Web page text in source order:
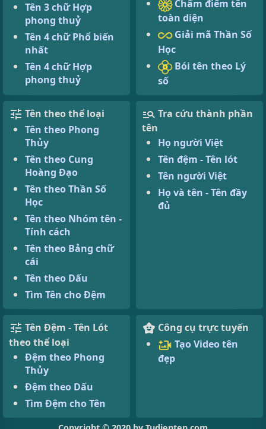
Tên 3 chữ Hợp
phong thuỷ
Tên 4 chữ Phổ biến
nhất
Tên 4 chữ Hợp
phong thuỷ
Chấm điểm tên
toàn diện
Giải mã Thần Số
Học
Bói tên theo Lý
số
Tên theo thể loại
Tên theo Phong
Thủy
Tên theo Cung
Hoàng Đạo
Tên theo Thần Số
Học
Tên theo Nhóm tên -
Tính cách
Tên theo Bảng chữ
cái
Tên theo Dấu
Tìm Tên cho Đệm
Tra cứu thành phần
tên
Họ người Việt
Tên đệm - Tên lót
Tên người Việt
Họ và tên - Tên đầy
đủ
Tên Đệm - Tên Lót
theo thể loại
Đệm theo Phong
Thủy
Đệm theo Dấu
Tìm Đệm cho Tên
Công cụ trực tuyến
Tạo Video tên
đẹp